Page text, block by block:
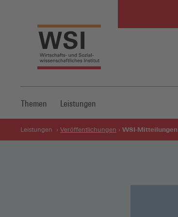
Themen Leistungen
Leistungen Veröffentlichungen WSI-Mitteilungen